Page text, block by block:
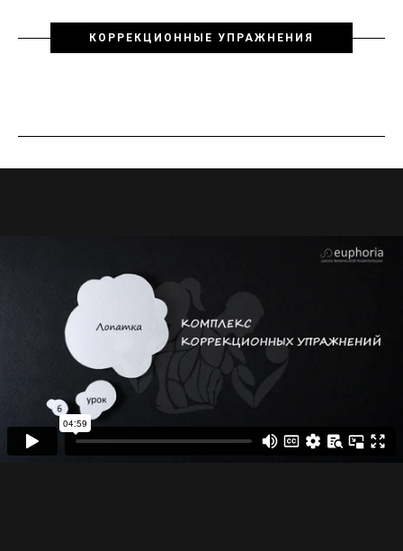
КОРРЕКЦИОННЫЕ УПРАЖНЕНИЯ